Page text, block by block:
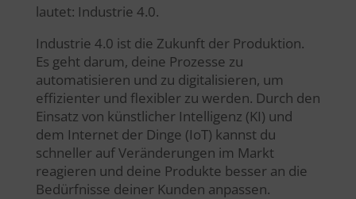
lautet: Industrie 4.0.
Industrie 4.0 ist die Zukunft der Produktion.
Es geht darum, deine Prozesse zu
automatisieren und zu digitalisieren, um
effizienter und flexibler zu werden. Durch den
Einsatz von künstlicher Intelligenz (KI) und
dem Internet der Dinge (IoT) kannst du
schneller auf Veränderungen im Markt
reagieren und deine Produkte besser an die
Bedürfnisse deiner Kunden anpassen.